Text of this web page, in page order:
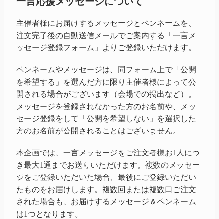
主催者様にお届けするメッセージとペンネームを、
注文完了後の自動送信メールでご案内する「一言メ
ッセージ登録フォーム」よりご登録いただけます。
ペンネームやメッセージは、同フォーム上で「公開
を希望する」を選んだ方に限り主催者様によって公
開される場合がございます（会場での掲出など）。
メッセージを登録されなかった方のお名前や、メッ
セージ登録をして「公開を希望しない」を選択した
方のお名前が公開されることはございません。
本企画では、一言メッセージをご注文者様お1人につ
き最大1通までお送りいただけます。複数のメッセー
ジをご登録いただいた場合、最後にご登録いただい
たものをお届けします。複数回または複数口ご注文
された場合も、お届けするメッセージ＆ペンネーム
は1つとなります。